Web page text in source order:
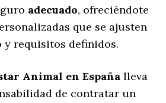
adecuado, ofreciéndote
que se ajusten
y requisitos definidos.
Animal en España lleva
de contratar un